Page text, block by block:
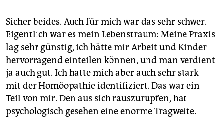
Sicher beides. Auch für mich war das sehr schwer.
Eigentlich war es mein Lebenstraum: Meine Praxis
lag sehr günstig, ich hätte mir Arbeit und Kinder
hervorragend einteilen können, und man verdient
ja auch gut. Ich hatte mich aber auch sehr stark
mit der Homöopathie identifiziert. Das war ein
Teil von mir. Den aus sich rauszurupfen, hat
psychologisch gesehen eine enorme Tragweite.